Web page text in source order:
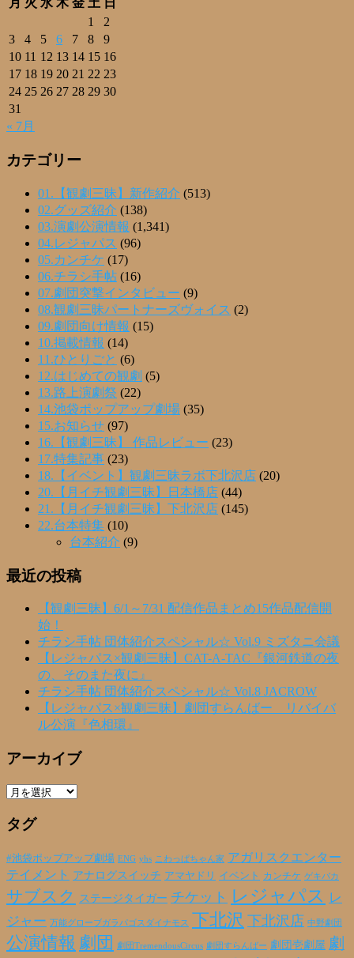
月 火 水 木 金 土 日
1
2
3
4 5 6 7 8
9
10 11 12 13 14 15 16
17 18 19 20 21 22 23
24 25 26 27 28 29 30
31
« 7月
カテゴリー
01.【観劇三昧】新作紹介 (513)
02.グッズ紹介 (138)
03.演劇公演情報 (1,341)
04.レジャパス (96)
05.カンチケ (17)
06.チラシ手帖 (16)
07.劇団突撃インタビュー (9)
08.観劇三昧パートナーズヴォイス (2)
09.劇団向け情報 (15)
10.掲載情報 (14)
11.ひとりごと (6)
12.はじめての観劇 (5)
13.路上演劇祭 (22)
14.池袋ポップアップ劇場 (35)
15.お知らせ (97)
16.【観劇三昧】 作品レビュー (23)
17.特集記事 (23)
18.【イベント】観劇三昧ラボ下北沢店 (20)
20.【月イチ観劇三昧】日本橋店 (44)
21.【月イチ観劇三昧】下北沢店 (145)
22.台本特集 (10)
台本紹介 (9)
最近の投稿
【観劇三昧】6/1～7/31 配信作品まとめ15作品配信開
始！
チラシ手帖 団体紹介スペシャル☆ Vol.9 ミズタニ会議
【レジャパス×観劇三昧】CAT-A-TAC『銀河鉄道の夜
の、そのまた夜に』
チラシ手帖 団体紹介スペシャル☆ Vol.8 JACROW
【レジャパス×観劇三昧】劇団すらんばー リバイバ
ル公演『色相環』
アーカイブ
ア
カ
ブ
タグ
#池袋ポップアップ劇場 ENG yhs こわっぱちゃん家 アガリスクエンター
テイメント アナログスイッチ アマヤドリ イベント カンチケ ゲキバカ
サブスク ステージタイガー チケット レジャパス レ
ジャー 万能グローブガラパゴスダイナモス 下北沢 下北沢店 中野劇団
公演情報 劇団 劇団TremendousCircus 劇団すらんばー 劇団壱劇屋 劇